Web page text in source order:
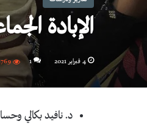
الإبادة
4 فبراير 2021 1
د. نافيد بكالي